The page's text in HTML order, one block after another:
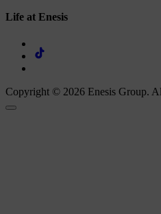
Life at Enesis
Copyright © 2026 Enesis Group.